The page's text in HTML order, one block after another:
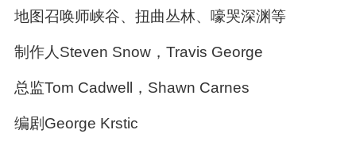
地图召唤师峡谷、扭曲丛林、嚎哭深渊等
制作人Steven Snow，Travis George
总监Tom Cadwell，Shawn Carnes
编剧George Krstic